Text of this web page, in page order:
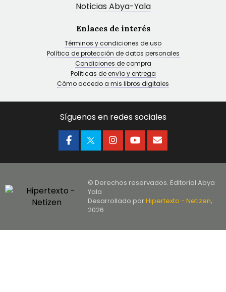
Noticias Abya-Yala
Enlaces de interés
Términos y condiciones de uso
Política de protección de datos personales
Condiciones de compra
Políticas de envío y entrega
Cómo accedo a mis libros digitales
Síguenos en redes sociales
© Derechos reservados. Editorial Abya
Yala
Desarrollado porHipertexto - Netizen,
2026